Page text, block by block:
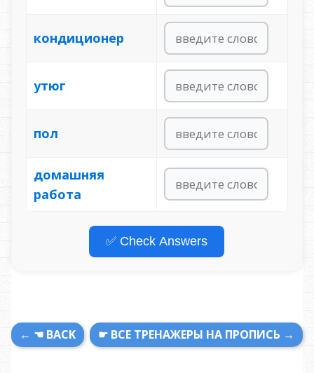
кондиционер
утюг
пол
домашняя
работа
✅ Check Answers
← ☚ BACK ☛ ВСЕ ТРЕНАЖЕРЫ НА ПРОПИСЬ →